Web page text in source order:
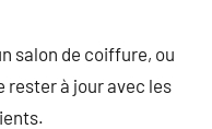
salon de coiffure, ou
rester à jour avec les